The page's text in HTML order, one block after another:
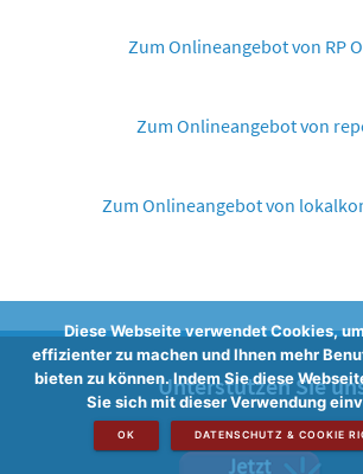
Zum Onlineangebot von RP
Zum Onlineangebot von
Zum Onlineangebot von
Unterstützen Sie
Diese Webseite verwendet Cookies,
effizienter zu machen und Ihnen mehr
bieten zu können. Indem Sie diese
Sie sich mit dieser Verwendung
OK DATENSCHUTZ & COOKIE